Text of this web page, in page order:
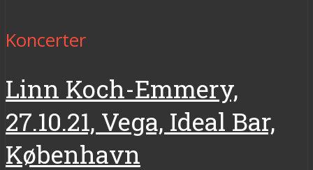
Koncerter
Linn Koch-Emmery,
27.10.21, Vega, Ideal Bar,
København